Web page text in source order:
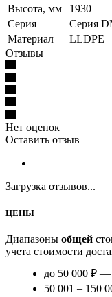
Высота, мм
1930
Серия
Серия
Материал
LLDPE
Отзывы
Нет оценок
Оставить отзыв
Загрузка отзывов...
ЦЕНЫ
Диапазоны общей
учета стоимости
до 50 000 ₽ —
50 001 – 150